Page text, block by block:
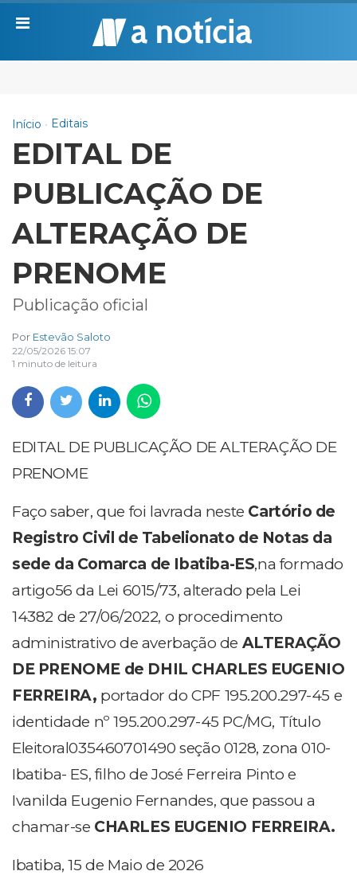
Início Editais
EDITAL DE
PUBLICAÇÃO DE
ALTERAÇÃO DE
PRENOME
Publicação oficial
Por Estevão Saloto
22/05/2026 15:07
1 minuto de leitura
EDITAL DE PUBLICAÇÃO DE ALTERAÇÃO DE
PRENOME
Faço saber, que foi lavrada neste Cartório de
Registro Civil de Tabelionato de Notas da
sede da Comarca de Ibatiba-ES,na formado
artigo56 da Lei 6015/73, alterado pela Lei
14382 de 27/06/2022, o procedimento
administrativo de averbação de ALTERAÇÃO
DE PRENOME de DHIL CHARLES EUGENIO
FERREIRA, portador do CPF 195.200.297-45 e
identidade nº 195.200.297-45 PC/MG, Título
Eleitoral035460701490 seção 0128, zona 010-
Ibatiba- ES, filho de José Ferreira Pinto e
Ivanilda Eugenio Fernandes, que passou a
chamar-se CHARLES EUGENIO FERREIRA.
Ibatiba, 15 de Maio de 2026